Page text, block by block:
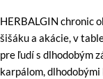
HERBALGIN chronic
šišáku a akácie, v
pre ľudí s dlhodobým
karpálom,